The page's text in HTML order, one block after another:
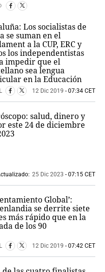
Los socialistas de
se suman en el
a la CUP, ERC y
los independentistas
impedir que el
sea lengua
en la Educación
12 Dic 2019 - 07:34 CET
salud, dinero y
este 24 de diciembre
25 Dic 2023 - 07:15 CET
Global’:
se derrite siete
más rápido que en la
de los 90
12 Dic 2019 - 07:42 CET